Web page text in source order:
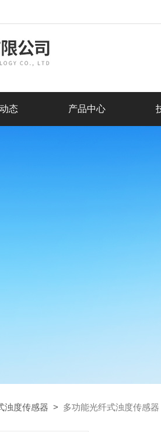
态 产品中心
浊度传感器 > 多功能光纤式浊度传感器